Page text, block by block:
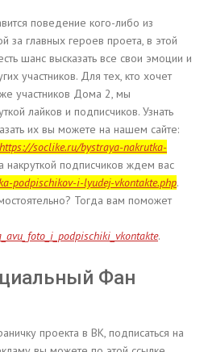
поведение кого-либо из
за главных героев проета, в этой
шанс высказать все свои эмоции и
участников. Для тех, кто хочет
участников Дома 2, мы
лайков и подписчиков. Узнать
их вы можете на нашем сайте:
https://soclike.ru/bystraya-nakrutka-
накруткой подписчиков ждем вас
podpischikov-i-lyudej-vkontakte.php.
Тогда вам поможет
.
Фан
проекта в ВК, подписаться на